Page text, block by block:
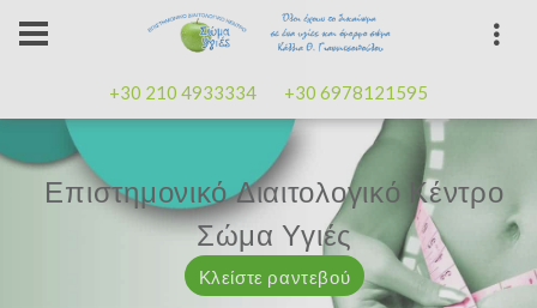
+30 210 4933334 +30 6978121595
Επαγγελματισμός, εμπειρίακαλή
διάθεση
Κλείστε ραντεβού
Επιστημονικό Διαιτολογικό Κέντρο
Σώμα Υγιές
Κλείστε ραντεβού
Μαζί μας μπορείτε
Κλείστε ραντεβού
Επαγγελματισμός, εμπειρίακαλή
διάθεση
Κλείστε ραντεβού
Επιστημονικό Διαιτολογικό Κέντρο
Σώμα Υγιές
Κλείστε ραντεβού